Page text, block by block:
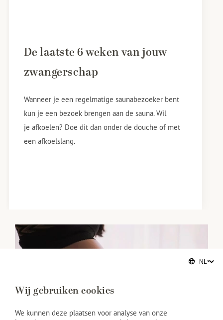
De laatste 6 weken van jouw
zwangerschap
Wanneer je een regelmatige saunabezoeker bent
kun je een bezoek brengen aan de sauna. Wil
je afkoelen? Doe dit dan onder de douche of met
een afkoelslang.
Wij gebruiken cookies
We kunnen deze plaatsen voor analyse van onze